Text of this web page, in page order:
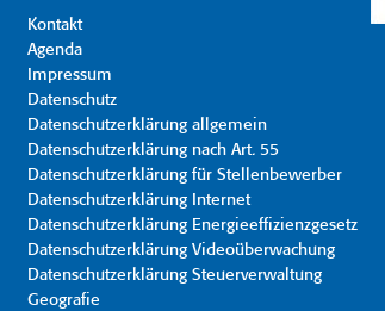
Kontakt
Agenda
Impressum
Datenschutz
Datenschutzerklärung allgemein
Datenschutzerklärung nach Art. 55
Datenschutzerklärung für Stellenbewerber
Datenschutzerklärung Internet
Datenschutzerklärung Energieeffizienzgesetz
Datenschutzerklärung Videoüberwachung
Datenschutzerklärung Steuerverwaltung
Geografie